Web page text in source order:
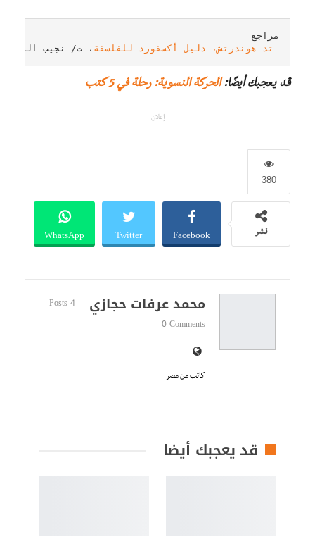
- تد هوندرتش، دليل أكسفورد للفلسفة ، ت/ نجيب الحصادي،
قد يعجبك أيضًا:الحركة النسوية: رحلة في 5 كتب
إعلان
380
نشر Facebook
Twitter
WhatsApp
محمد عرفات حجازي
4 Posts
0 Comments
كاتب من مصر
قد يعجبك أيضا